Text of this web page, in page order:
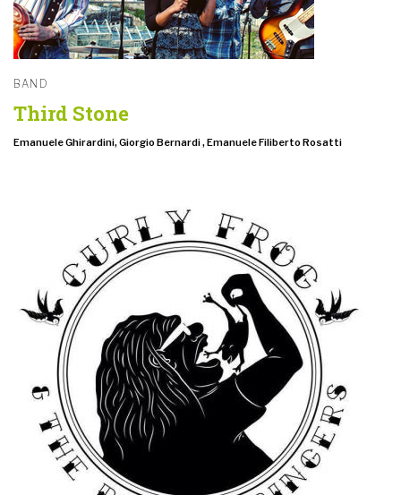
BAND
Third Stone
Emanuele Ghirardini, Giorgio Bernardi , Emanuele Filiberto Rosatti